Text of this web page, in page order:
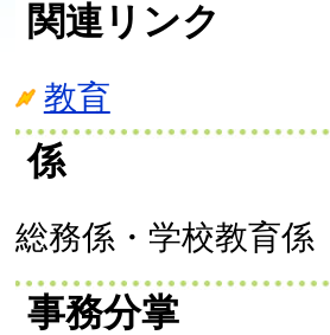
関連リンク
教育
係
総務係・学校教育係
事務分掌